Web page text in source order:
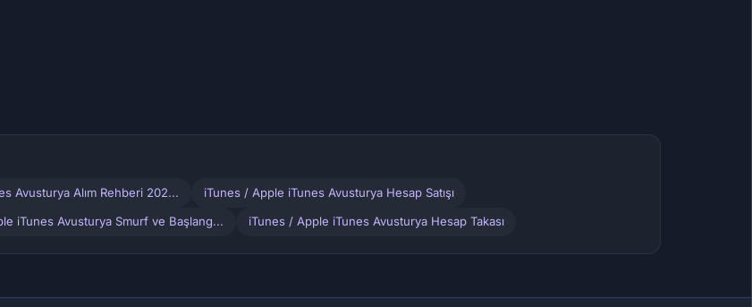
Avusturya Alım Rehberi 202... iTunes / Apple iTunes Avusturya Hesap Satışı
iTunes Avusturya Smurf ve Başlang... iTunes / Apple iTunes Avusturya Hesap Takası